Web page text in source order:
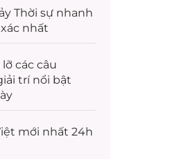
Thời sự nhanh
nhất
các câu
trínổi bật
mới nhất 24h